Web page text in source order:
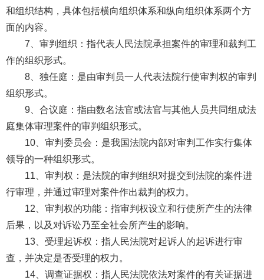
和组织结构，具体包括横向组织体系和纵向组织体系两个方
面的内容。
7、审判组织：指代表人民法院承担案件的审理和裁判工
作的组织形式。
8、独任庭：是由审判员一人代表法院行使审判权的审判
组织形式。
9、合议庭：指由数名法官或法官与其他人员共同组成法
庭集体审理案件的审判组织形式。
10、审判委员会：是我国法院内部对审判工作实行集体
领导的一种组织形式。
11、审判权：是法院的审判组织对提交到法院的案件进
行审理，并通过审理对案件作出裁判的权力。
12、审判权的功能：指审判权设立和行使所产生的法律
后果，以及对诉讼乃至全社会所产生的影响。
13、受理起诉权：指人民法院对起诉人的起诉进行审
查，并决定是否受理的权力。
14、调查证据权：指人民法院依法对案件的有关证据进